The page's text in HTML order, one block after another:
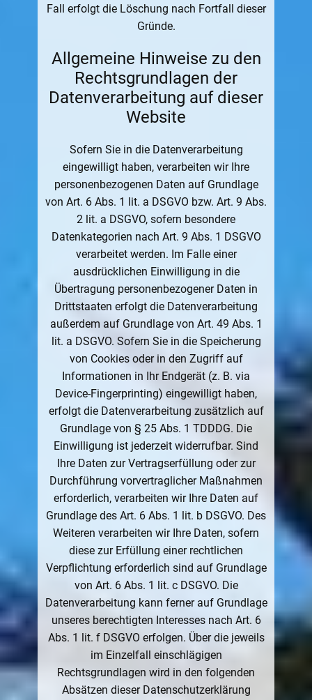
Fall erfolgt die Löschung nach Fortfall dieser
Gründe.
Allgemeine Hinweise zu den
Rechtsgrundlagen der
Datenverarbeitung auf dieser
Website
Sofern Sie in die Datenverarbeitung
eingewilligt haben, verarbeiten wir Ihre
personenbezogenen Daten auf Grundlage
von Art. 6 Abs. 1 lit. a DSGVO bzw. Art. 9 Abs.
2 lit. a DSGVO, sofern besondere
Datenkategorien nach Art. 9 Abs. 1 DSGVO
verarbeitet werden. Im Falle einer
ausdrücklichen Einwilligung in die
Übertragung personenbezogener Daten in
Drittstaaten erfolgt die Datenverarbeitung
außerdem auf Grundlage von Art. 49 Abs. 1
lit. a DSGVO. Sofern Sie in die Speicherung
von Cookies oder in den Zugriff auf
Informationen in Ihr Endgerät (z. B. via
Device-Fingerprinting) eingewilligt haben,
erfolgt die Datenverarbeitung zusätzlich auf
Grundlage von § 25 Abs. 1 TDDDG. Die
Einwilligung ist jederzeit widerrufbar. Sind
Ihre Daten zur Vertragserfüllung oder zur
Durchführung vorvertraglicher Maßnahmen
erforderlich, verarbeiten wir Ihre Daten auf
Grundlage des Art. 6 Abs. 1 lit. b DSGVO. Des
Weiteren verarbeiten wir Ihre Daten, sofern
diese zur Erfüllung einer rechtlichen
Verpflichtung erforderlich sind auf Grundlage
von Art. 6 Abs. 1 lit. c DSGVO. Die
Datenverarbeitung kann ferner auf Grundlage
unseres berechtigten Interesses nach Art. 6
Abs. 1 lit. f DSGVO erfolgen. Über die jeweils
im Einzelfall einschlägigen
Rechtsgrundlagen wird in den folgenden
Absätzen dieser Datenschutzerklärung